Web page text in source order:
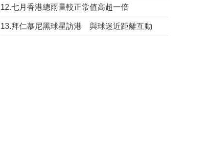
12.七月香港總雨量較正常值高超一倍
13.拜仁慕尼黑球星訪港 與球迷近距離互動